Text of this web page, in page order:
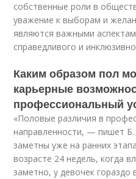
собственные роли в
уважение к выборам и
являются важными
справедливого и
Каким образом пол
карьерные
профессиональный
«Половые различия в
направленности, — пишет
заметны уже на ранних
возрасте 24 недель, когда
заметно, у девочек